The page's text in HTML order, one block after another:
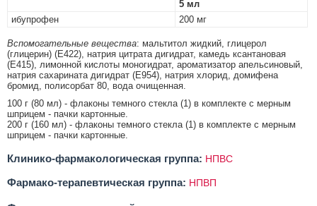
5 мл
ибупрофен
200 мг
Вспомогательные вещества: мальтитол жидкий, глицерол
(глицерин) (Е422), натрия цитрата дигидрат, камедь ксантановая
(Е415), лимонной кислоты моногидрат, ароматизатор апельсиновый,
натрия сахарината дигидрат (Е954), натрия хлорид, домифена
бромид, полисорбат 80, вода очищенная.
100 г (80 мл) - флаконы темного стекла (1) в комплекте с мерным
шприцем - пачки картонные.
200 г (160 мл) - флаконы темного стекла (1) в комплекте с мерным
шприцем - пачки картонные.
Клинико-фармакологическая группа: НПВС
Фармако-терапевтическая группа: НПВП